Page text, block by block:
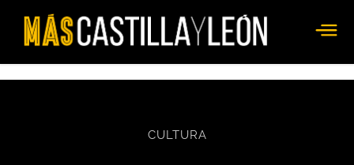
CULTURA